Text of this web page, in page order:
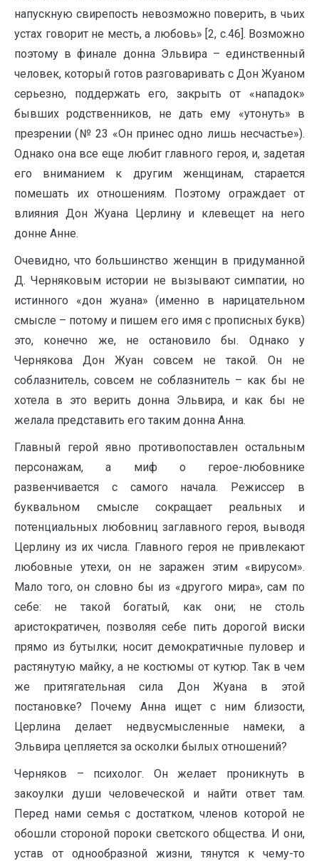
напускную свирепость невозможно поверить, в чьих
устах говорит не месть, а любовь» [2, с.46]. Возможно
поэтому в финале донна Эльвира – единственный
человек, который готов разговаривать с Дон Жуаном
серьезно, поддержать его, закрыть от «нападок»
бывших родственников, не дать ему «утонуть» в
презрении (№ 23 «Он принес одно лишь несчастье»).
Однако она все еще любит главного героя, и, задетая
его вниманием к другим женщинам, старается
помешать их отношениям. Поэтому ограждает от
влияния Дон Жуана Церлину и клевещет на него
донне Анне.
Очевидно, что большинство женщин в придуманной
Д. Черняковым истории не вызывают симпатии, но
истинного «дон жуана» (именно в нарицательном
смысле – потому и пишем его имя с прописных букв)
это, конечно же, не остановило бы. Однако у
Чернякова Дон Жуан совсем не такой. Он не
соблазнитель, совсем не соблазнитель – как бы не
хотела в это верить донна Эльвира, и как бы не
желала представить его таким донна Анна.
Главный герой явно противопоставлен остальным
персонажам, а миф о герое-любовнике
развенчивается с самого начала. Режиссер в
буквальном смысле сокращает реальных и
потенциальных любовниц заглавного героя, выводя
Церлину из их числа. Главного героя не привлекают
любовные утехи, он не заражен этим «вирусом».
Мало того, он словно бы из «другого мира», сам по
себе: не такой богатый, как они; не столь
аристократичен, позволяя себе пить дорогой виски
прямо из бутылки; носит демократичные пуловер и
растянутую майку, а не костюмы от кутюр. Так в чем
же притягательная сила Дон Жуана в этой
постановке? Почему Анна ищет с ним близости,
Церлина делает недвусмысленные намеки, а
Эльвира цепляется за осколки былых отношений?
Черняков – психолог. Он желает проникнуть в
закоулки души человеческой и найти ответ там.
Перед нами семья с достатком, членов которой не
обошли стороной пороки светского общества. И они,
устав от однообразной жизни, тянутся к чему-то